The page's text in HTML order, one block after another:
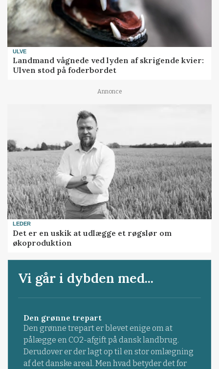
ULVE
Landmand vågnede ved lyden af skrigende kvier:
Ulven stod på foderbordet
Annonce
LEDER
Det er en uskik at udlægge et røgslør om
økoproduktion
Vi går i dybden med...
Den grønne trepart
Den grønne trepart er blevet enige om at
pålægge en CO2-afgift på dansk landbrug.
Derudover er der lagt op til en stor omlægning
af det danske areal. Men hvad betyder det for